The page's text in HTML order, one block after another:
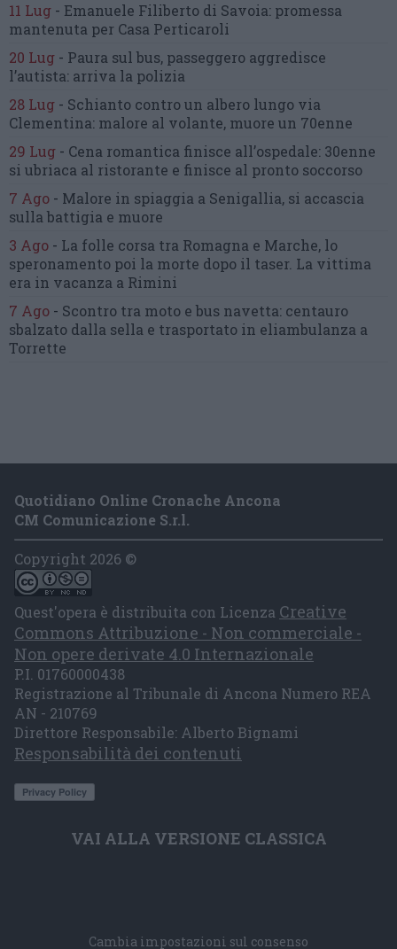
11 Lug - Emanuele Filiberto di Savoia: promessa
mantenuta per Casa Perticaroli
20 Lug - Paura sul bus, passeggero aggredisce
l’autista: arriva la polizia
28 Lug - Schianto contro un albero lungo via
Clementina: malore al volante, muore un 70enne
29 Lug - Cena romantica finisce all’ospedale: 30enne
si ubriaca al ristorante e finisce al pronto soccorso
7 Ago - Malore in spiaggia a Senigallia, si accascia
sulla battigia e muore
3 Ago - La folle corsa tra Romagna e Marche, lo
speronamento poi la morte dopo il taser. La vittima
era in vacanza a Rimini
7 Ago - Scontro tra moto e bus navetta: centauro
sbalzato dalla sella e trasportato in eliambulanza a
Torrette
Quotidiano Online Cronache Ancona
CM Comunicazione S.r.l.
Copyright 2026 ©
Quest'opera è distribuita con Licenza Creative
Commons Attribuzione - Non commerciale -
Non opere derivate 4.0 Internazionale
P.I. 01760000438
Registrazione al Tribunale di Ancona Numero REA
AN - 210769
Direttore Responsabile: Alberto Bignami
Responsabilità dei contenuti
VAI ALLA VERSIONE CLASSICA
Cambia impostazioni sul consenso